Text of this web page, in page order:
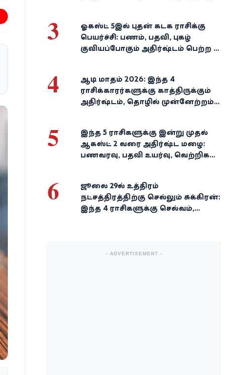
3
ஓகஸ்ட் 5இல் புதன் கடக ராசிக்கு
பெயர்ச்சி: பணம், பதவி, புகழ்
குவியப்போகும் அதிர்ஷ்டம் பெற்ற 3
4
ஆடி மாதம் 2026: இந்த 4
ராசிக்காரர்களுக்கு காத்திருக்கும்
அதிர்ஷ்டம், தொழில் முன்னேற்றம்,
5
இந்த 5 ராசிகளுக்கு இன்று முதல்
ஆகஸ்ட் 2 வரை அதிர்ஷ்ட மழை:
பணவரவு, பதவி உயர்வு, வெற்றிகள்
6
ஜூலை 29-ல் உத்திரம்
நட்சத்திரத்திற்கு செல்லும் சுக்கிரன்:
இந்த 4 ராசிகளுக்கு செல்வம்,
- ADVERTISEMENT -